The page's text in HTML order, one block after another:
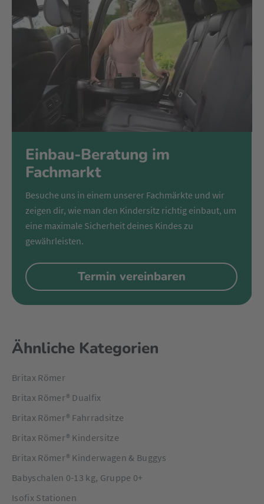
komfortabel unterwegs ist. Das verstellbare Stützbein bietet
zusätzlichen Halt.
Bei einem Unfall verringert das patentierte Pivot Link ISOFIX
System von Britax Römer die Vorwärtsbewegung des
Kindersitzes und lenkt die Kräfte überwiegend nach unten.
Damit wird die Kraft des Aufpralls durch das Polster des
Autositzes abgefedert und die Gefahr von Kopf- und
Nackenverletzungen deutlich reduziert.
Einbau-Beratung im
Fachmarkt
Besuche uns in einem unserer Fachmärkte und wir
zeigen dir, wie man den Kindersitz richtig einbaut, um
eine maximale Sicherheit deines Kindes zu
gewährleisten.
Termin vereinbaren
Ähnliche Kategorien
Britax Römer
Britax Römer® Dualfix
Britax Römer® Fahrradsitze
Britax Römer® Kindersitze
Britax Römer® Kinderwagen & Buggys
Babyschalen 0-13 kg, Gruppe 0+
Isofix Stationen